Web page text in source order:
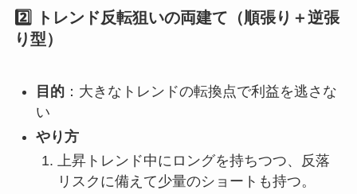
2️⃣ トレンド反転狙いの両建て（順張り＋逆張
り型）
目的：大きなトレンドの転換点で利益を逃さな
い
やり方
上昇トレンド中にロングを持ちつつ、反落
リスクに備えて少量のショートも持つ。